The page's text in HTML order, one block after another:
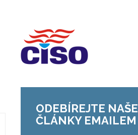
ODEBÍREJTE NAŠE
ČLÁNKY EMAILEM